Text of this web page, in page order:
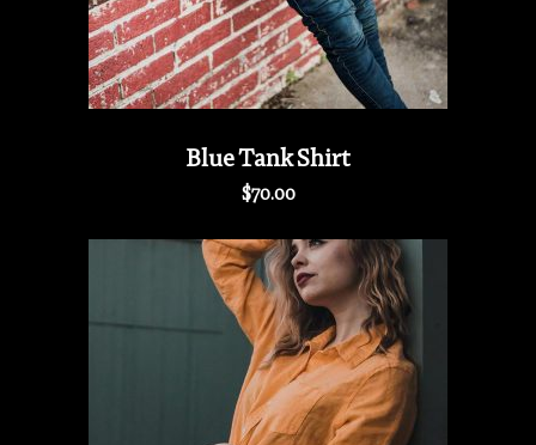
Blue Tank Shirt
$70.00